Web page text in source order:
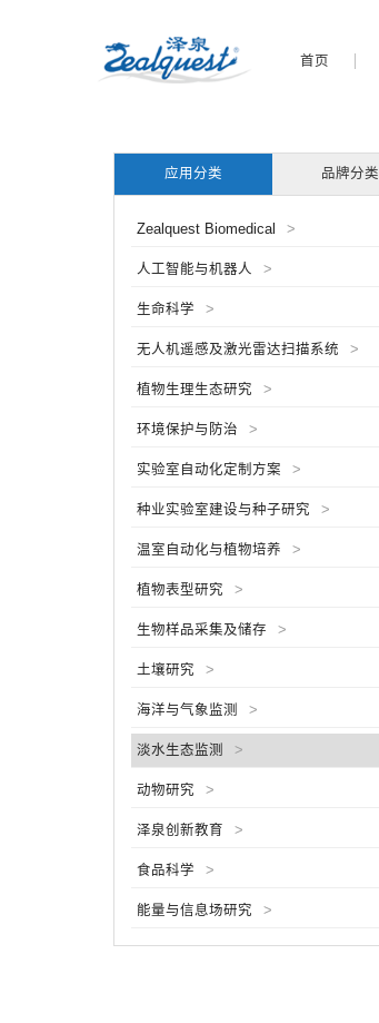
首页
应用分类 品牌分类
Zealquest Biomedical >
人工智能与机器人 >
生命科学 >
无人机遥感及激光雷达扫描系统 >
植物生理生态研究 >
环境保护与防治 >
实验室自动化定制方案 >
种业实验室建设与种子研究 >
温室自动化与植物培养 >
植物表型研究 >
生物样品采集及储存 >
土壤研究 >
海洋与气象监测 >
淡水生态监测 >
动物研究 >
泽泉创新教育 >
食品科学 >
能量与信息场研究 >